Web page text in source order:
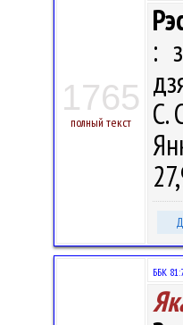
1765
полный текст
:
С.
ББК